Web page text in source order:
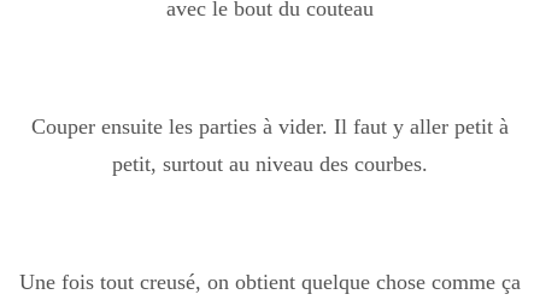
avec le bout du couteau
Couper ensuite les parties à vider. Il faut y aller petit à
petit, surtout au niveau des courbes.
Une fois tout creusé, on obtient quelque chose comme ça